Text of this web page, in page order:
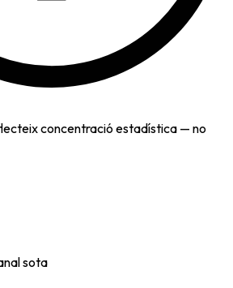
concentració estadística — no
sota